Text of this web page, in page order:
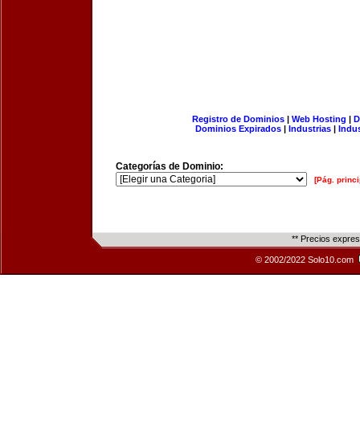
Registro de Dominios| Web Hosting |
Dominios Expirados | Industrias |
Categorías de Dominio:
[Pág.
** Precios
© 2002/2022 Solo10.com